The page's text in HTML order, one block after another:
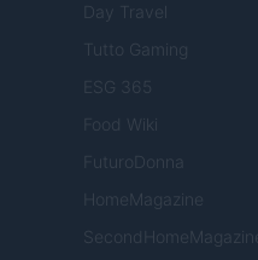
Day Travel
Tutto Gaming
ESG 365
Food Wiki
FuturoDonna
HomeMagazine
SecondHomeMagazine